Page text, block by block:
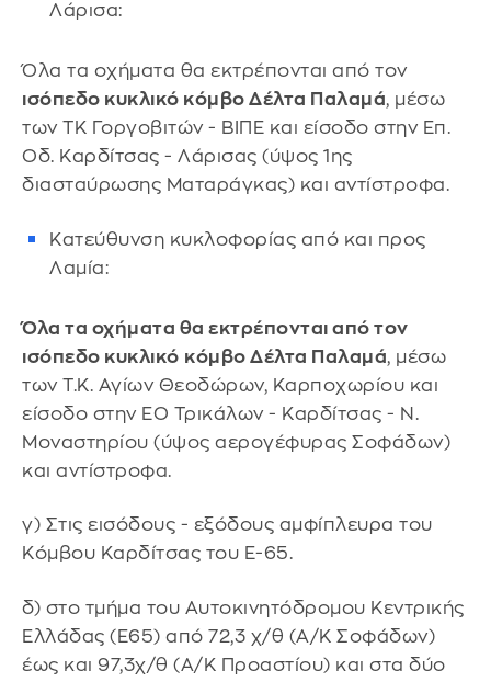
Λάρισα:
Όλα τα οχήματα θα εκτρέπονται από τον
ισόπεδο κυκλικό κόμβο Δέλτα Παλαμά, μέσω
των ΤΚ Γοργοβιτών - ΒΙΠΕ και είσοδο στην Επ.
Οδ. Καρδίτσας - Λάρισας (ύψος 1ης
διασταύρωσης Ματαράγκας) και αντίστροφα.
Κατεύθυνση κυκλοφορίας από και προς
Λαμία:
Όλα τα οχήματα θα εκτρέπονται από τον
ισόπεδο κυκλικό κόμβο Δέλτα Παλαμά, μέσω
των Τ.Κ. Αγίων Θεοδώρων, Καρποχωρίου και
είσοδο στην ΕΟ Τρικάλων - Καρδίτσας - Ν.
Μοναστηρίου (ύψος αερογέφυρας Σοφάδων)
και αντίστροφα.
γ) Στις εισόδους - εξόδους αμφίπλευρα του
Κόμβου Καρδίτσας του Ε-65.
δ) στο τμήμα του Αυτοκινητόδρομου Κεντρικής
Ελλάδας (Ε65) από 72,3 χ/θ (Α/Κ Σοφάδων)
έως και 97,3χ/θ (Α/Κ Προαστίου) και στα δύο